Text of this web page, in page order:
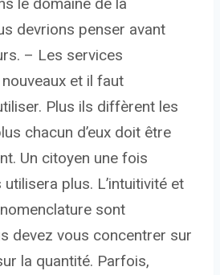
le domaine de la
devrions penser avant
– Les services
et il faut
Plus ils diffèrent les
chacun d’eux doit être
Un citoyen une fois
plus. L’intuitivité et
sont
devez vous concentrer sur
la quantité. Parfois,